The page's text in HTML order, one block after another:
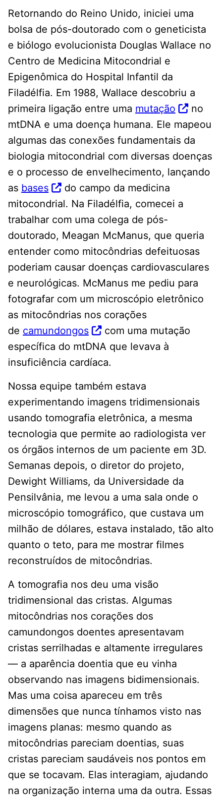
Retornando do Reino Unido, iniciei uma
bolsa de pós-doutorado com o geneticista
e biólogo evolucionista Douglas Wallace no
Centro de Medicina Mitocondrial e
Epigenômica do Hospital Infantil da
Filadélfia. Em 1988, Wallace descobriu a
primeira ligação entre uma mutação
no
mtDNA e uma doença humana. Ele mapeou
algumas das conexões fundamentais da
biologia mitocondrial com diversas doenças
e o processo de envelhecimento, lançando
as bases
do campo da medicina
mitocondrial. Na Filadélfia, comecei a
trabalhar com uma colega de pós-
doutorado, Meagan McManus, que queria
entender como mitocôndrias defeituosas
poderiam causar doenças cardiovasculares
e neurológicas. McManus me pediu para
fotografar com um microscópio eletrônico
as mitocôndrias nos corações
de camundongos
com uma mutação
específica do mtDNA que levava à
insuficiência cardíaca.
Nossa equipe também estava
experimentando imagens tridimensionais
usando tomografia eletrônica, a mesma
tecnologia que permite ao radiologista ver
os órgãos internos de um paciente em 3D.
Semanas depois, o diretor do projeto,
Dewight Williams, da Universidade da
Pensilvânia, me levou a uma sala onde o
microscópio tomográfico, que custava um
milhão de dólares, estava instalado, tão alto
quanto o teto, para me mostrar filmes
reconstruídos de mitocôndrias.
A tomografia nos deu uma visão
tridimensional das cristas. Algumas
mitocôndrias nos corações dos
camundongos doentes apresentavam
cristas serrilhadas e altamente irregulares
— a aparência doentia que eu vinha
observando nas imagens bidimensionais.
Mas uma coisa apareceu em três
dimensões que nunca tínhamos visto nas
imagens planas: mesmo quando as
mitocôndrias pareciam doentias, suas
cristas pareciam saudáveis ​​nos pontos em
que se tocavam. Elas interagiam, ajudando
na organização interna uma da outra. Essas